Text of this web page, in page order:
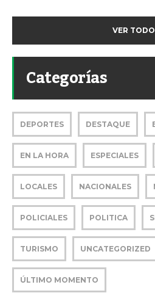
VER
Categorías
DEPORTES DESTAQUE
EN LA HORA ESPECIALES
LOCALES NACIONALES
POLICIALES POLITICA
TURISMO UNCATEGORIZED
ÚLTIMO MOMENTO